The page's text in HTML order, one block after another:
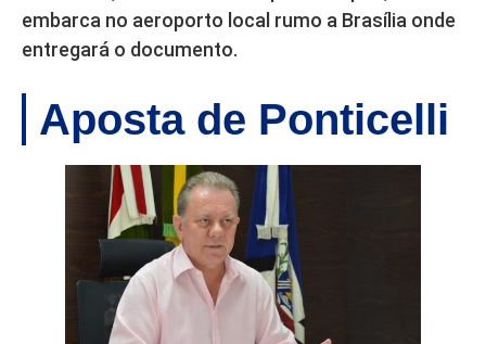
embarca no aeroporto local rumo a Brasília onde
entregará o documento.
Aposta de Ponticelli